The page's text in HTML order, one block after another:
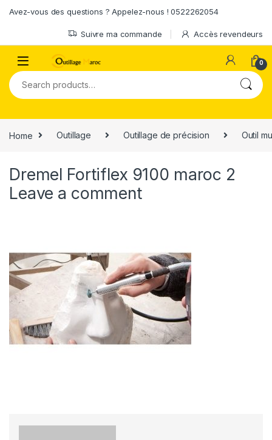
Avez-vous des questions ? Appelez-nous ! 0522262054
Suivre ma commande Accès revendeurs
0
Search for:
Home Outillage Outillage de précision Outil
Dremel Fortiflex 9100 maroc 2
Leave a comment